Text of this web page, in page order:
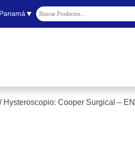
Panamá▼
/ Hysteroscopio: Cooper Surgical –